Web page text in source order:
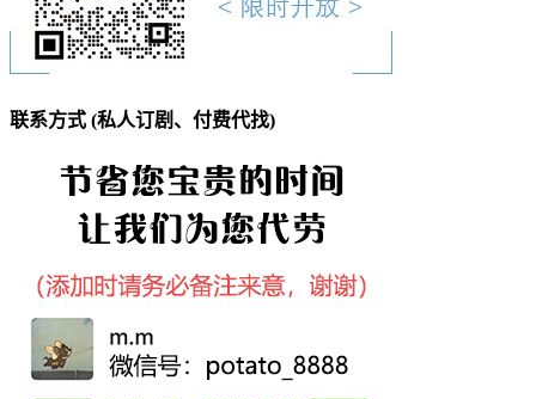
联系方式 (私人订剧、付费代找)